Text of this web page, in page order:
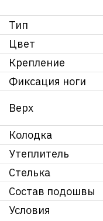
Тип
Цвет
Крепление
Фиксация ноги
Верх
Колодка
Утеплитель
Стелька
Состав подошвы
Условия